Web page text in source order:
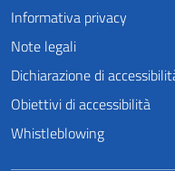
Informativa privacy
Note legali
Dichiarazione di
Obiettivi di accessibilità
Whistleblowing